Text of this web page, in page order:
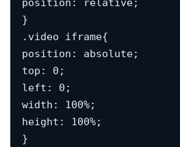
position: relative;
}
.video iframe{
position: absolute;
top: 0;
left: 0;
width: 100%;
height: 100%;
}